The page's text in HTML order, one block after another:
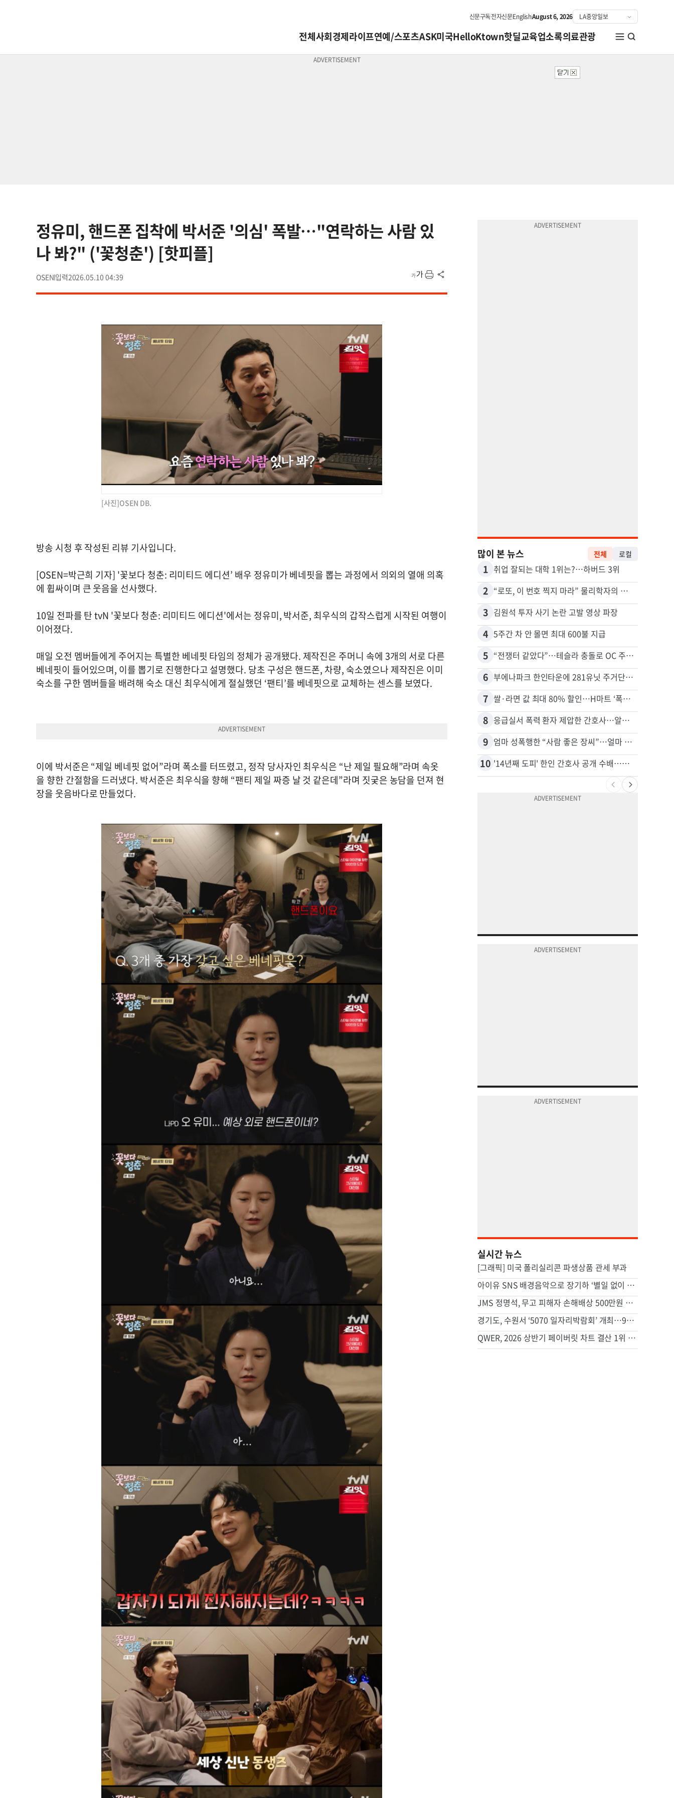
신문구독전자신문EnglishAugust 6, 2026
전체사회경제라이프연예/스포츠ASK미국HelloKtown핫딜교육업소록의료관광
정유미, 핸드폰 집착에 박서준 '의심' 폭발…"연락하는 사람 있
나 봐?" ('꽃청춘') [핫피플]
OSEN 2026.05.10 04:39
[사진]OSEN DB.
방송 시청 후 작성된 리뷰 기사입니다.
[OSEN=박근희 기자] '꽃보다 청춘: 리미티드 에디션’ 배우 정유미가 베네핏을 뽑는 과정에서 의외의 열애 의혹
에 휩싸이며 큰 웃음을 선사했다.
10일 전파를 탄 tvN '꽃보다 청춘: 리미티드 에디션'에서는 정유미, 박서준, 최우식의 갑작스럽게 시작된 여행이
이어졌다.
매일 오전 멤버들에게 주어지는 특별한 베네핏 타임의 정체가 공개됐다. 제작진은 주머니 속에 3개의 서로 다른
베네핏이 들어있으며, 이를 뽑기로 진행한다고 설명했다. 당초 구성은 핸드폰, 차량, 숙소였으나 제작진은 이미
숙소를 구한 멤버들을 배려해 숙소 대신 최우식에게 절실했던 ‘팬티’를 베네핏으로 교체하는 센스를 보였다.
이에 박서준은 “제일 베네핏 없어”라며 폭소를 터뜨렸고, 정작 당사자인 최우식은 “난 제일 필요해”라며 속옷
을 향한 간절함을 드러냈다. 박서준은 최우식을 향해 “팬티 제일 짜증 날 것 같은데”라며 짓궂은 농담을 던져 현
장을 웃음바다로 만들었다.
많이 본 뉴스 전체 로컬
1 취업 잘되는 대학 1위는?…하버드 3위
2 “로또, 이 번호 찍지 마라” 물리학자의 당첨금 높이는 비밀
3 김원석 투자 사기 논란 고발 영상 파장
4 5주간 차 안 몰면 최대 600불 지급
5 “전쟁터 같았다”…테슬라 충돌로 OC 주택 4채 파손
6 부에나파크 한인타운에 281유닛 주거단지 들어선다
7 쌀·라면 값 최대 80% 할인…H마트 ‘폭탄 세일’
8 응급실서 폭력 환자 제압한 간호사…알고 보니
9 엄마 성폭행한 “사람 좋은 장씨”…얼마 뒤 딸 배도 불러왔다
10 '14년째 도피' 한인 간호사 공개 수배…메디케어 사기 유죄
실시간 뉴스
[그래픽] 미국 폴리실리콘 파생상품 관세 부과
아이유 SNS 배경음악으로 장기하 ‘별일 없이 산다’
JMS 정명석, 무고 피해자 손해배상 500만원 조정 결정 불복
경기도, 수원서 ‘5070 일자리박람회’ 개최…9월엔 안산
QWER, 2026 상반기 페이버릿 차트 결산 1위 [Favorite]